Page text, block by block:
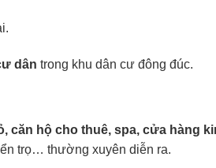
dân trong khu dân cư đông đúc.
căn hộ cho thuê, spa, cửa hàng
trọ… thường xuyên diễn ra.